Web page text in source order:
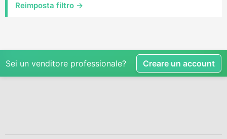
Reimposta filtro →
Sei un venditore professionale? Creare un account